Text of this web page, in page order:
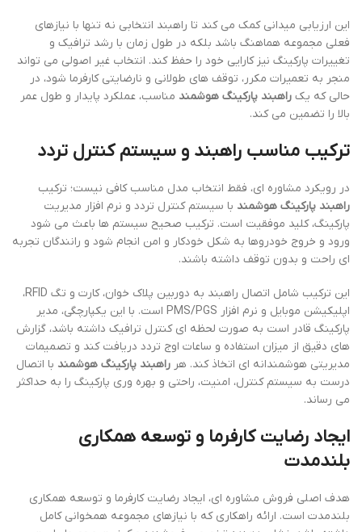
این ارزیابی میدانی کمک می کند تا راهبند انتخابی نه تنها با نیازهای
فعلی مجموعه هماهنگ باشد بلکه در طول زمان با رشد ترافیک و
تغییرات پارکینگ نیز کارایی خود را حفظ کند. انتخاب غیر اصولی می تواند
منجر به تعمیرات مکرر، توقف های طولانی و نارضایتی کارفرما شود، در
حالی که یک راهبند پارکینگ هوشمند مناسب، عملکرد پایدار و طول عمر
بالا را تضمین می کند.
ترکیب مناسب راهبند و سیستم کنترل تردد
در رویکرد مشاوره ای، فقط انتخاب مدل مناسب کافی نیست؛ ترکیب
راهبند پارکینگ هوشمند با سیستم کنترل تردد و نرم افزار مدیریت
پارکینگ، کلید موفقیت است. ترکیب صحیح سیستم ها باعث می شود
ورود و خروج خودروها به شکل خودکار و امن انجام شود و رانندگان تجربه
ای راحت و بدون توقف داشته باشند.
این ترکیب شامل اتصال راهبند به دوربین پلاک خوان، کارت و تگ RFID،
اپلیکیشن موبایل و نرم افزار PMS/PGS است. با این یکپارچگی، مدیر
پارکینگ قادر است به صورت لحظه ای کنترل ترافیک داشته باشد، گزارش
های دقیق از میزان استفاده و ساعات اوج تردد دریافت کند و تصمیمات
مدیریتی هوشمندانه ای اتخاذ کند. هر راهبند پارکینگ هوشمند با اتصال
درست به سیستم کنترل، امنیت، راحتی و بهره وری پارکینگ را به حداکثر
می رساند.
ایجاد رضایت کارفرما و توسعه همکاری
بلندمدت
هدف اصلی فروش مشاوره ای، ایجاد رضایت کارفرما و توسعه همکاری
بلندمدت است. ارائه راهکاری که با نیازهای مجموعه همخوانی کامل